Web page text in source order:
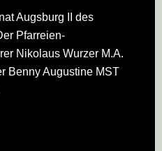
Augsburg II des
Pfarreien­
Nikolaus Wurzer M.A.
Benny Augustine MST